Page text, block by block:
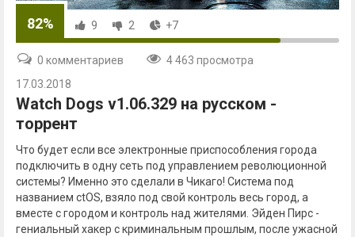
82% 9 2 +7
0 комментариев
4 463 просмотра
17.03.2018
Watch Dogs v1.06.329 на русском -
торрент
Что будет если все электронные приспособления города
подключить в одну сеть под управлением революционной
системы? Именно это сделали в Чикаго! Система под
названием ctOS, взяло под свой контроль весь город, а
вместе с городом и контроль над жителями. Эйден Пирс -
гениальный хакер с криминальным прошлым, после ужасной